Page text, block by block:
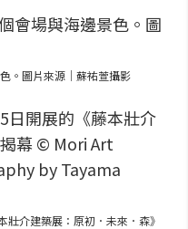
。圖片來源｜蘇祐萱攝影
介建築展：原初．未來．森》